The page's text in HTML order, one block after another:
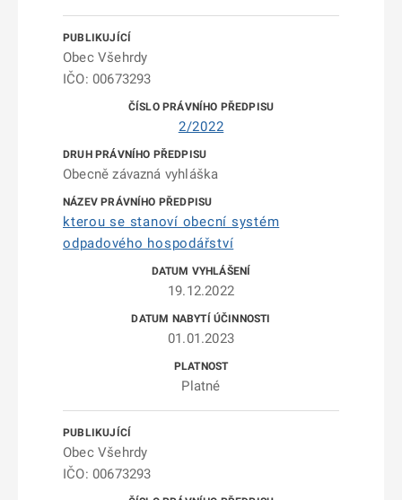
Obec Všehrdy
IČO: 00673293
2/2022
Obecně závazná vyhláška
kterou se stanoví obecní systém
odpadového hospodářství
19.12.2022
01.01.2023
Platné
Obec Všehrdy
IČO: 00673293